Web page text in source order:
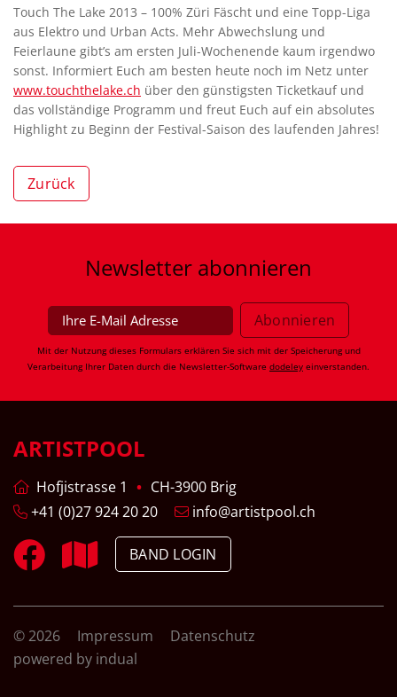
Touch The Lake 2013 – 100% Züri Fäscht und eine Topp-Liga
aus Elektro und Urban Acts. Mehr Abwechslung und
Feierlaune gibt’s am ersten Juli-Wochenende kaum irgendwo
sonst. Informiert Euch am besten heute noch im Netz unter
www.touchthelake.ch über den günstigsten Ticketkauf und
das vollständige Programm und freut Euch auf ein absolutes
Highlight zu Beginn der Festival-Saison des laufenden Jahres!
Zurück
Newsletter abonnieren
Mit der Nutzung dieses Formulars erklären Sie sich mit der Speicherung und
Verarbeitung Ihrer Daten durch die Newsletter-Software dodeley einverstanden.
ARTISTPOOL
Hofjistrasse 1
CH-3900 Brig
+41 (0)27 924 20 20
info@artistpool.ch
BAND LOGIN
© 2026 Impressum
Datenschutz
powered by indual